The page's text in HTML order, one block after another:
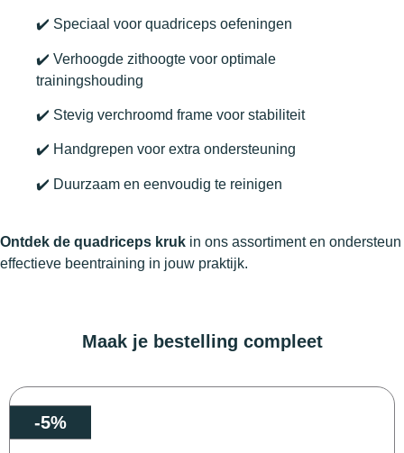
✔️ Speciaal voor quadriceps oefeningen
✔️ Verhoogde zithoogte voor optimale
trainingshouding
✔️ Stevig verchroomd frame voor stabiliteit
✔️ Handgrepen voor extra ondersteuning
✔️ Duurzaam en eenvoudig te reinigen
Ontdek de quadriceps kruk in ons assortiment en ondersteun
effectieve beentraining in jouw praktijk.
Maak je bestelling compleet
-5%